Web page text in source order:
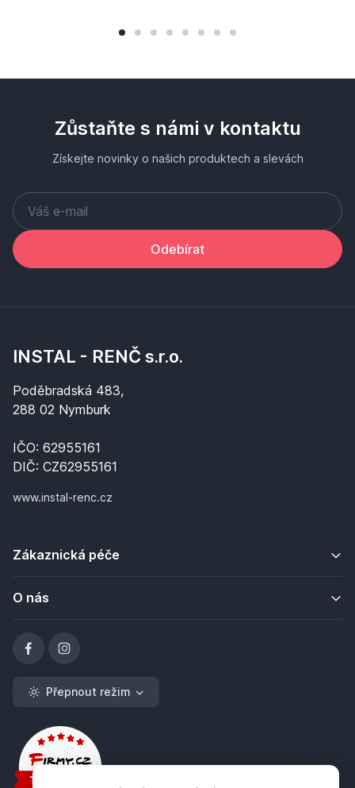
Zůstaňte s námi v kontaktu
Získejte novinky o našich produktech a slevách
Odebírat
INSTAL - RENČ s.r.o.
Poděbradská 483,
288 02 Nymburk
IČO: 62955161
DIČ: CZ62955161
www.instal-renc.cz
Zákaznická péče
O nás
Přepnout režim